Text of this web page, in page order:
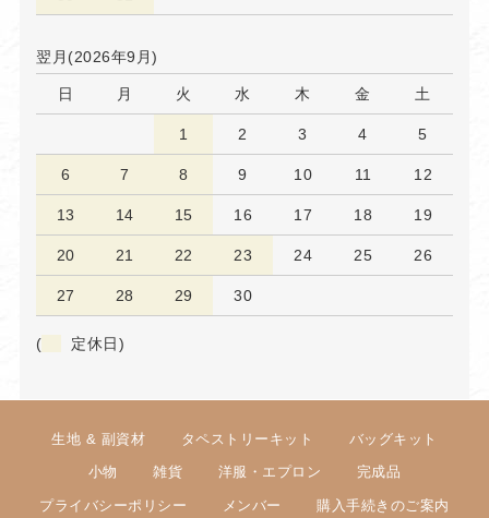
翌月(2026年9月)
日 月 火 水 木 金 土
1 2 3 4 5
6 7 8 9 10 11 12
13 14 15 16 17 18 19
20 21 22 23 24 25 26
27 28 29 30
( 定休日)
生地 & 副資材 タペストリーキット バッグキット
小物 雑貨 洋服・エプロン 完成品
プライバシーポリシー メンバー 購入手続きのご案内